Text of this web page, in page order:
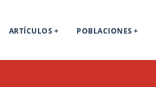
ARTÍCULOS POBLACIONES